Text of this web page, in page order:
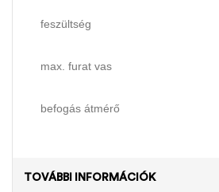
feszültség
max. furat vas
befogás átmérő
TOVÁBBI INFORMÁCIÓK